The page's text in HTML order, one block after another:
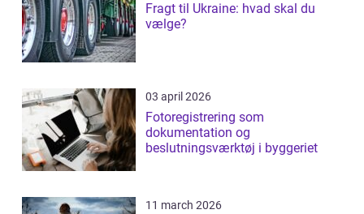
Fragt til Ukraine: hvad skal du
vælge?
03 april 2026
Fotoregistrering som
dokumentation og
beslutningsværktøj i byggeriet
11 march 2026